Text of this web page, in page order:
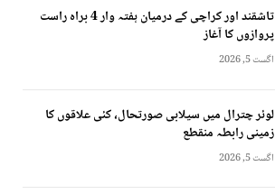
تاشقند اور کراچی کے درمیان ہفتہ وار 4 براہ راست
پروازوں کا آغاز
اگست 5, 2026
لوئر چترال میں سیلابی صورتحال، کئی علاقوں کا
زمینی رابطہ منقطع
اگست 5, 2026